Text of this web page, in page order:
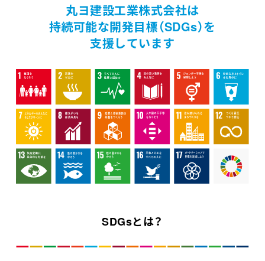
丸ヨ建設工業株式会社は
持続可能な開発目標（SDGs）を
支援しています
SDGsとは？